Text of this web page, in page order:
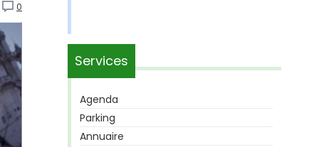
0
Services
Agenda
Parking
Annuaire